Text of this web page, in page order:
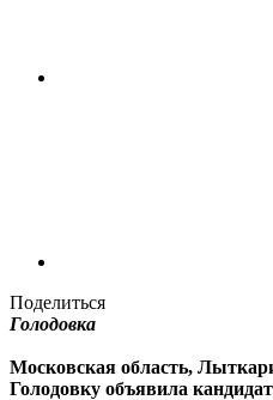
Поделиться
Голодовка
Московская область,
Голодовку объявила